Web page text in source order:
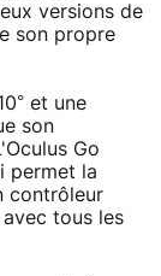
versions de
son propre
et une
son
Go
permet la
contrôleur
tous les